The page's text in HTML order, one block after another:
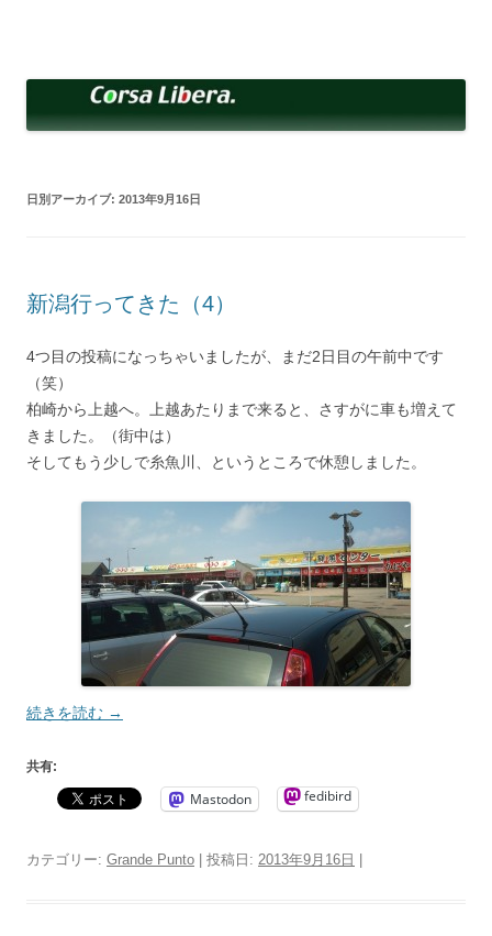
へ
ッ
日別アーカイブ: 2013年9月16日
新潟行ってきた（4）
4つ目の投稿になっちゃいましたが、まだ2日目の午前中です
（笑）
柏崎から上越へ。上越あたりまで来ると、さすがに車も増えて
きました。（街中は）
そしてもう少しで糸魚川、というところで休憩しました。
続きを読む →
共有:
Mastodon fedibird
カテゴリー: Grande Punto | 投稿日: 2013年9月16日 |